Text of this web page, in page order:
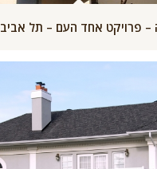
– פרויקט אחד העם – תל אביב